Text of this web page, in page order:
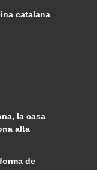
catalana
la casa
alta
de